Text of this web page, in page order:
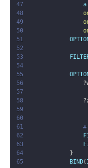
47
a
48
49
50
51
52
53
54
55
56
57
58
59
60
61
62
63
64
}
65
BIND(